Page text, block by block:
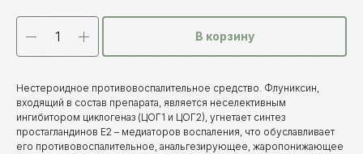
В корзину
Нестероидное противовоспалительное средство. Флуниксин,
входящий в состав препарата, является неселективным
ингибитором циклогеназ (ЦОГ1 и ЦОГ2), угнетает синтез
простагландинов Е2 – медиаторов воспаления, что обуславливает
его противовоспалительное, анальгезирующее, жаропонижающее